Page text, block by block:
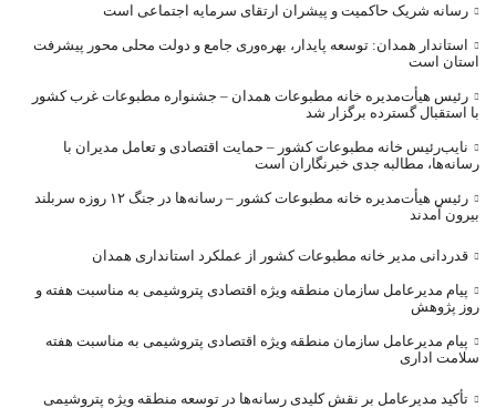
رسانه شریک حاکمیت و پیشران ارتقای سرمایه اجتماعی است
استاندار همدان: توسعه پایدار، بهره‌وری جامع و دولت محلی محور پیشرفت
استان است
رئیس هیأت‌مدیره خانه مطبوعات همدان – جشنواره مطبوعات غرب کشور
با استقبال گسترده برگزار شد
نایب‌رئیس خانه مطبوعات کشور – حمایت اقتصادی و تعامل مدیران با
رسانه‌ها، مطالبه جدی خبرنگاران است
رئیس هیأت‌مدیره خانه مطبوعات کشور – رسانه‌ها در جنگ ۱۲ روزه سربلند
بیرون آمدند
قدردانی مدیر خانه مطبوعات کشور از عملکرد استانداری همدان
پیام مدیرعامل سازمان منطقه ویژه اقتصادی پتروشیمی به مناسبت هفته و
روز پژوهش
پیام مدیرعامل سازمان منطقه ویژه اقتصادی پتروشیمی به مناسبت هفته
سلامت اداری
تأکید مدیرعامل بر نقش کلیدی رسانه‌ها در توسعه منطقه ویژه پتروشیمی